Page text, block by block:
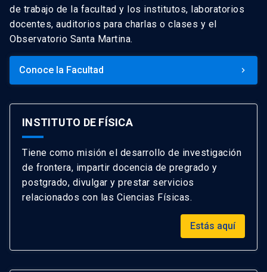
de trabajo de la facultad y los institutos, laboratorios
docentes, auditorios para charlas o clases y el
Observatorio Santa Martina.
Conoce la Facultad keyboard_arrow_right
INSTITUTO DE FÍSICA
Tiene como misión el desarrollo de investigación
de frontera, impartir docencia de pregrado y
postgrado, divulgar y prestar servicios
relacionados con las Ciencias Físicas.
Estás aquí